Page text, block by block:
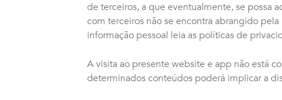
de terceiros, a que eventualmente, se possa
com terceiros não se encontra abrangido
informação pessoal leia as políticas de
A visita ao presente website e app não está
determinados conteúdos poderá implicar a